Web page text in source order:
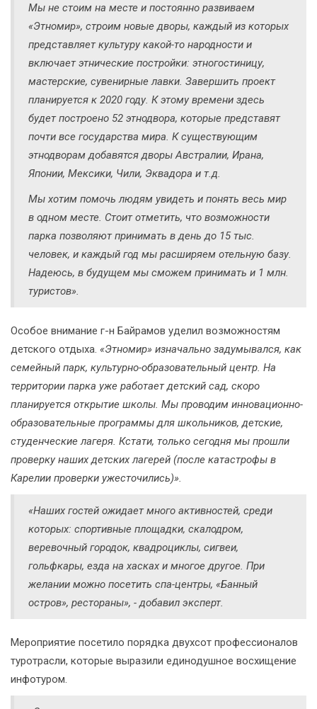
Мы не стоим на месте и постоянно развиваем
«Этномир», строим новые дворы, каждый из которых
представляет культуру какой-то народности и
включает этнические постройки: этногостиницу,
мастерские, сувенирные лавки. Завершить проект
планируется к 2020 году. К этому времени здесь
будет построено 52 этнодвора, которые представят
почти все государства мира. К существующим
этнодворам добавятся дворы Австралии, Ирана,
Японии, Мексики, Чили, Эквадора и т.д.
Мы хотим помочь людям увидеть и понять весь мир
в одном месте. Стоит отметить, что возможности
парка позволяют принимать в день до 15 тыс.
человек, и каждый год мы расширяем отельную базу.
Надеюсь, в будущем мы сможем принимать и 1 млн.
туристов».
Особое внимание г-н Байрамов уделил возможностям
детского отдыха. «Этномир» изначально задумывался, как
семейный парк, культурно-образовательный центр. На
территории парка уже работает детский сад, скоро
планируется открытие школы. Мы проводим инновационно-
образовательные программы для школьников, детские,
студенческие лагеря. Кстати, только сегодня мы прошли
проверку наших детских лагерей (после катастрофы в
Карелии проверки ужесточились)».
«Наших гостей ожидает много активностей, среди
которых: спортивные площадки, скалодром,
веревочный городок, квадроциклы, сигвеи,
гольфкары, езда на хасках и многое другое. При
желании можно посетить спа-центры, «Банный
остров», рестораны», - добавил эксперт.
Мероприятие посетило порядка двухсот профессионалов
туротрасли, которые выразили единодушное восхищение
инфотуром.